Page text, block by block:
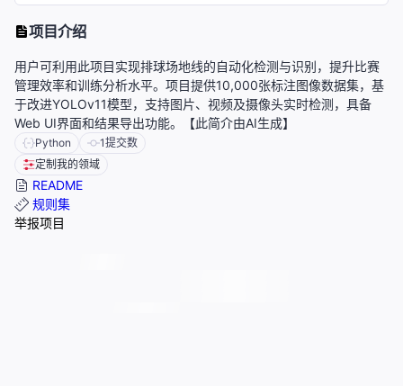
项目介绍
用户可利用此项目实现排球场地线的自动化检测与识别，提升比赛
管理效率和训练分析水平。项目提供10,000张标注图像数据集，基
于改进YOLOv11模型，支持图片、视频及摄像头实时检测，具备
Web UI界面和结果导出功能。【此简介由AI生成】
Python 1提交数
定制我的领域
README
规则集
举报项目